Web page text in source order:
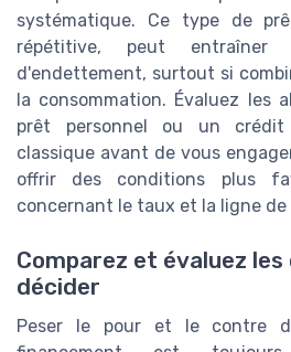
systématique. Ce type de
répétitive, peut
d'endettement, surtout si
la consommation. Évaluez les
prêt personnel ou un crédit
classique avant de vous
offrir des conditions plus
concernant le taux et la ligne
Comparez et évaluez
décider
Peser le pour et le contre